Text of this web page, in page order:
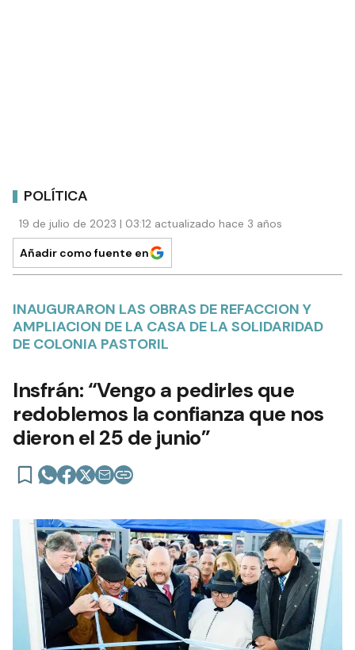
POLÍTICA
19 de julio de 2023 | 03:12 actualizado hace 3 años
Añadir como fuente en
INAUGURARON LAS OBRAS DE REFACCION Y
AMPLIACION DE LA CASA DE LA SOLIDARIDAD
DE COLONIA PASTORIL
Insfrán: “Vengo a pedirles que
redoblemos la confianza que nos
dieron el 25 de junio”